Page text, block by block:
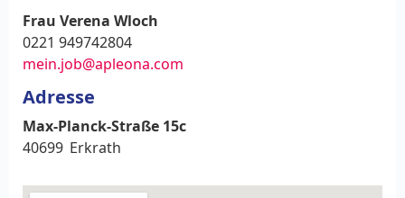
Frau Verena Wloch
0221 949742804
mein.job@apleona.com
Adresse
Max-Planck-Straße 15c
40699 Erkrath